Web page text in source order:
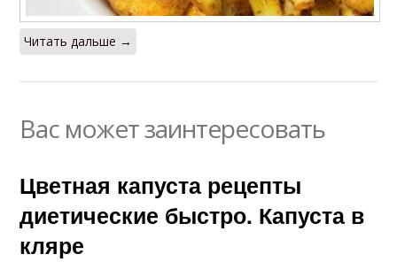
Капуста с фасолью Капуста с яйцом
Читать дальше →
Вас может заинтересовать
Цветная капуста рецепты
диетические быстро. Капуста в
кляре